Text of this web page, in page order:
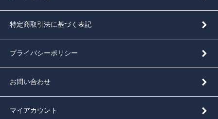
特定商取引法に基づく表記
プライバシーポリシー
お問い合わせ
マイアカウント